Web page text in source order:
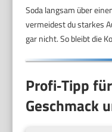
Soda langsam über
vermeidest du starkes
gar nicht. So bleibt die
Profi‑Tipp
Geschmack